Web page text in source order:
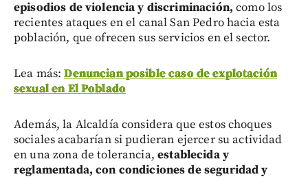
episodios de violencia y discriminación, como los
recientes ataques en el canal San Pedro hacia esta
población, que ofrecen sus servicios en el sector.
Lea más:Denuncian posible caso de explotación
sexual en El Poblado
Además, la Alcaldía considera que estos choques
sociales acabarían si pudieran ejercer su actividad
en una zona de tolerancia,establecida y
reglamentada, con condiciones de seguridad y